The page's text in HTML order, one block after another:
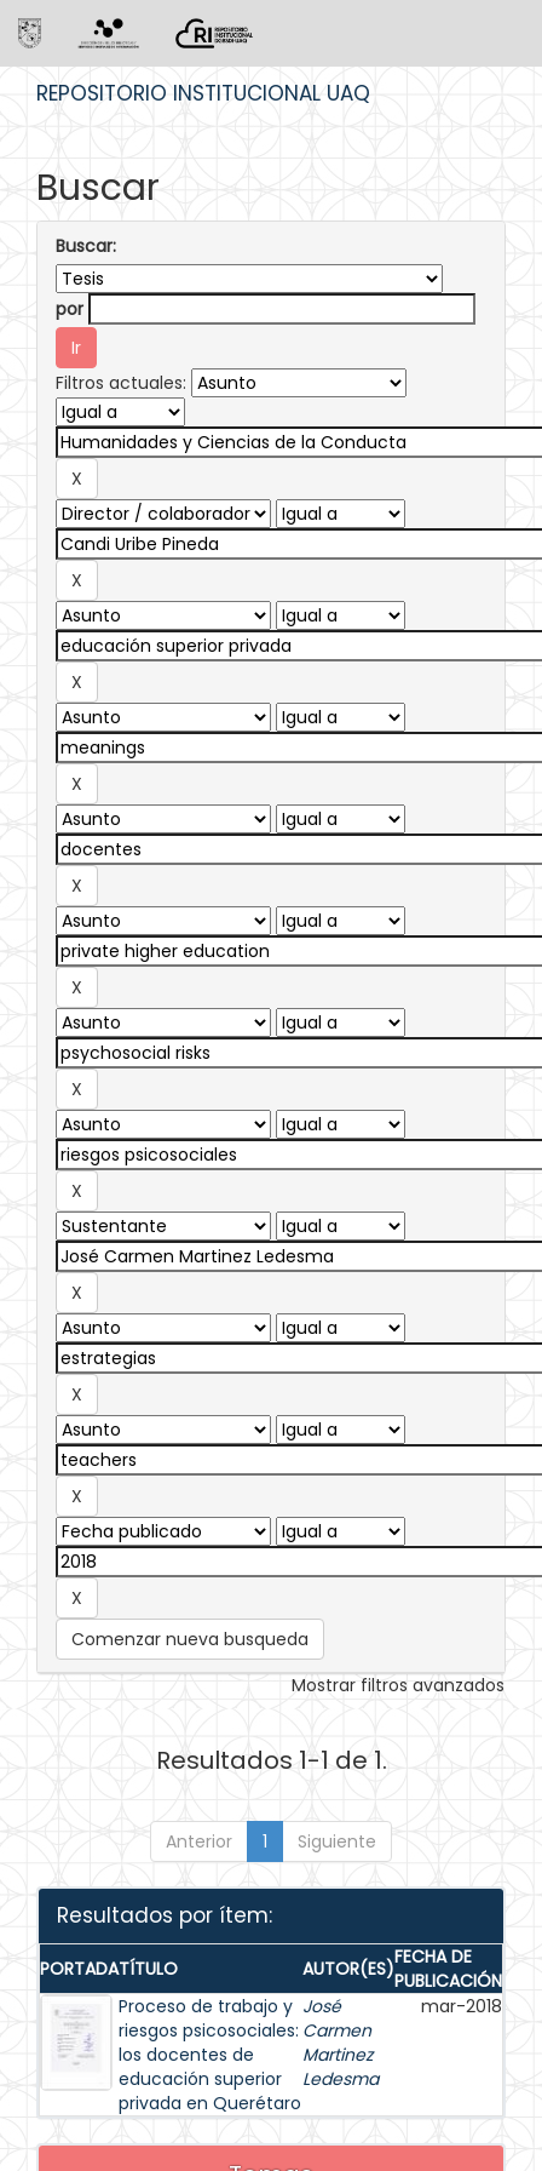
REPOSITORIO INSTITUCIONAL UAQ
Buscar
Buscar:
por
Filtros actuales:
Comenzar nueva busqueda
Mostrar filtros avanzados
Resultados 1-1 de 1.
Anterior 1 Siguiente
Resultados por ítem:
PORTADATÍTULO AUTOR(ES)FECHA DE
PUBLICACIÓN
Proceso de trabajo y
riesgos psicosociales:
los docentes de
educación superior
privada en Querétaro
José
Carmen
Martinez
Ledesma
mar-2018